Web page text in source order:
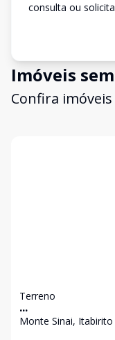
consulta ou
Imóveis
Confira
Terreno
...
Monte Sinai, Itabirito